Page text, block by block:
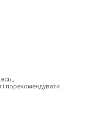
,
і порекомендувати